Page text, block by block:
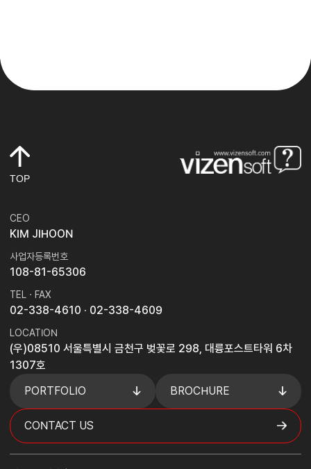
TOP
CEO
KIM JIHOON
사업자등록번호
108-81-65306
TEL · FAX
02-338-4610 · 02-338-4609
LOCATION
(우)08510 서울특별시 금천구 벚꽃로 298, 대륭포스트타워 6차
1307호
PORTFOLIO
BROCHURE
CONTACT US